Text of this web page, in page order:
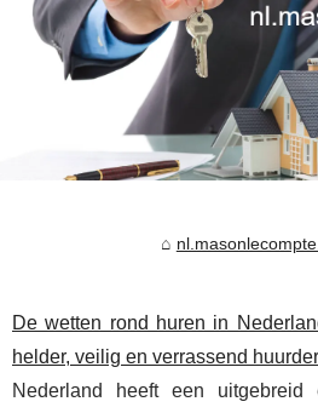
De wetten rond huren in
helder, veilig en verrassend
Nederland heeft een